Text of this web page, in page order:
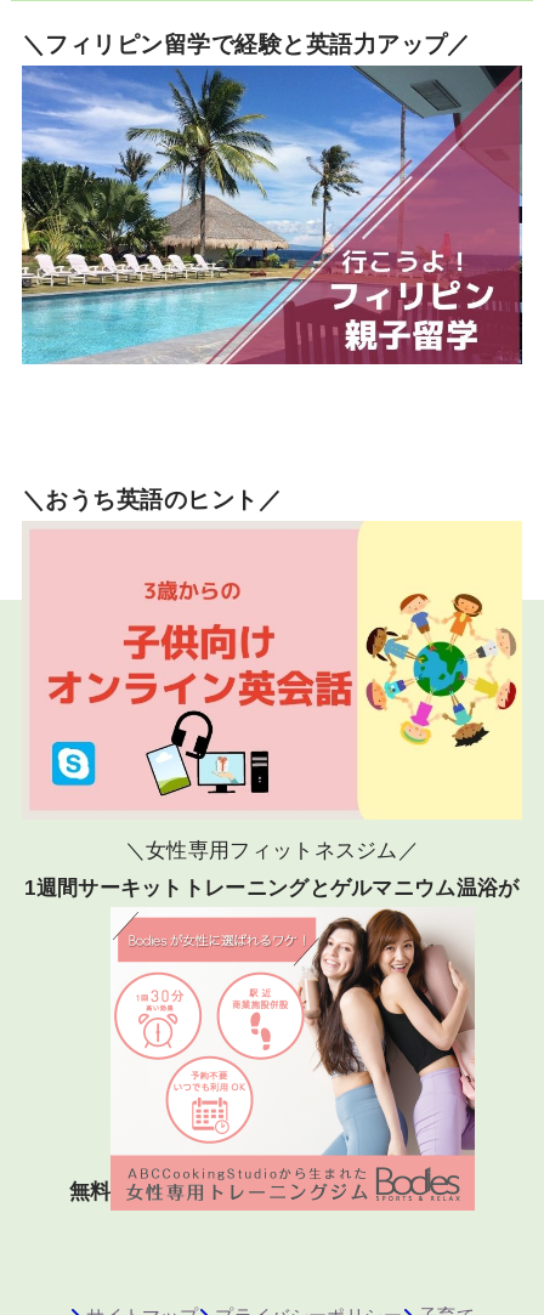
＼フィリピン留学で経験と英語力アップ／
＼おうち英語のヒント／
＼女性専用フィットネスジム／
1週間サーキットトレーニングとゲルマニウム温浴が
無料